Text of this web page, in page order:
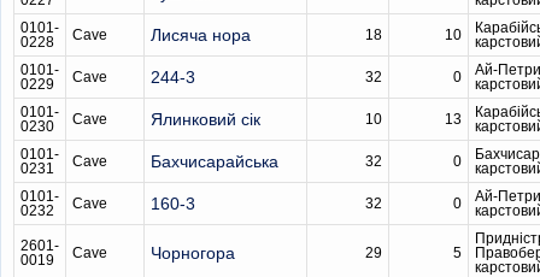
0101-
0228
Cave Лисяча нора 18 10
0101-
0229
Cave 244-3 32 0
Ай-
0101-
0230
Cave Ялинковий сік 10 13
0101-
0231
Cave Бахчисарайська 32 0
0101-
0232
Cave 160-3 32 0
Ай-
2601-
0019
Cave Чорногора 29 5